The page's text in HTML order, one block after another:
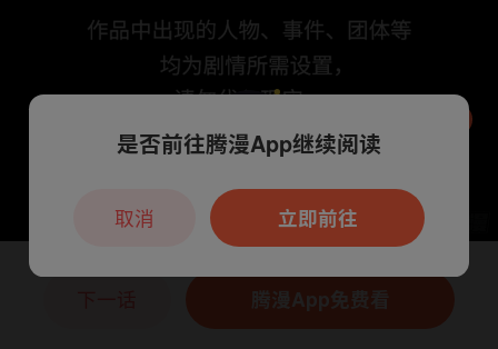
腾漫App免费看
本章节仅支持App阅读，可打开App新用
户7天免费看
是否前往腾漫App继续阅读
立即前往
取消